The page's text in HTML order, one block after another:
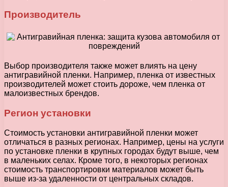
Производитель
Выбор производителя также может влиять на цену
антигравийной пленки. Например, пленка от известных
производителей может стоить дороже, чем пленка от
малоизвестных брендов.
Регион установки
Стоимость установки антигравийной пленки может
отличаться в разных регионах. Например, цены на услуги
по установке пленки в крупных городах будут выше, чем
в маленьких селах. Кроме того, в некоторых регионах
стоимость транспортировки материалов может быть
выше из-за удаленности от центральных складов.